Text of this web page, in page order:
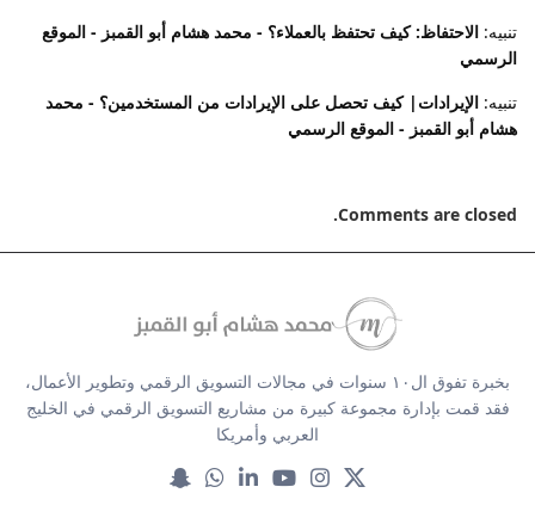
تنبيه: الاحتفاظ: كيف تحتفظ بالعملاء؟ - محمد هشام أبو القمبز - الموقع
الرسمي
تنبيه: الإيرادات| كيف تحصل على الإيرادات من المستخدمين؟ - محمد
هشام أبو القمبز - الموقع الرسمي
Comments are closed.
بخبرة تفوق ال١٠ سنوات في مجالات التسويق الرقمي وتطوير الأعمال،
فقد قمت بإدارة مجموعة كبيرة من مشاريع التسويق الرقمي في الخليج
العربي وأمريكا